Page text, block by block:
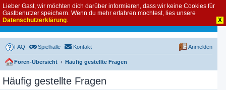
Lieber Gast, wir möchten dich darüber informieren, dass wir keine Cookies für
Gastbenutzer speichern. Wenn du mehr erfahren möchtest, lies unsere
Datenschutzerklärung. X
FAQ Spielhalle Kontakt Anmelden
Foren-Übersicht Häufig gestellte Fragen
Häufig gestellte Fragen